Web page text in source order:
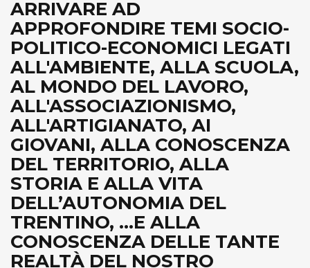
ARRIVARE AD
APPROFONDIRE TEMI SOCIO-
POLITICO-ECONOMICI LEGATI
ALL'AMBIENTE, ALLA SCUOLA,
AL MONDO DEL LAVORO,
ALL'ASSOCIAZIONISMO,
ALL'ARTIGIANATO, AI
GIOVANI, ALLA CONOSCENZA
DEL TERRITORIO, ALLA
STORIA E ALLA VITA
DELL’AUTONOMIA DEL
TRENTINO, ...E ALLA
CONOSCENZA DELLE TANTE
REALTÀ DEL NOSTRO